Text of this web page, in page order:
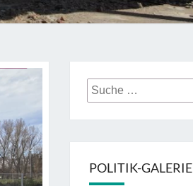
Suche
nach:
POLITIK-GALERIE